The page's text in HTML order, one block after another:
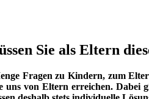
Sie als Eltern
Fragen zu Kindern, zum
von Eltern erreichen.